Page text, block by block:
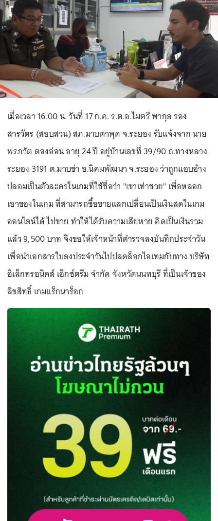
เมื่อเวลา 16.00 น. วันที่ 17 ก.ค. ร.ต.อ.ไมตรี พากุล รอง
สารวัตร (สอบสวน) สภ.มาบตาพุด จ.ระยอง รับแจ้งจาก นาย
พรภวัต ตองอ่อน อายุ 24 ปี อยู่บ้านเลขที่ 39/90 ถ.ทางหลวง
ระยอง 3191 ต.มาบข่า อ.นิคมพัฒนา จ.ระยอง ว่าถูกแอบอ้าง
ปลอมเป็นตัวละครในเกมที่ใช้ชื่อว่า "เขาเท่าชวย" เพื่อหลอก
เอาของในเกม ที่สามารถซื้อขายแลกเปลี่ยนเป็นเงินสดในเกม
ออนไลน์ได้ ไปขาย ทำให้ได้รับความเสียหาย คิดเป็นเงินรวม
แล้ว 9,500 บาท จึงขอให้เจ้าหน้าที่ตำรวจลงบันทึกประจำวัน
เพื่อนำเอกสารใบลงประจำวันไปปลดล็อกไอเทมกับทาง บริษัท
อิเล็กทรอนิคส์ เอ็กซ์ตรีม จำกัด จังหวัดนนทบุรี ที่เป็นเจ้าของ
ลิขสิทธิ์ เกมแร็กนาร็อก